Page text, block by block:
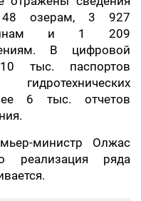
озерам, 3 927
и 1 209
В цифровой
тыс. паспортов
6 тыс. отчетов
министр Олжас
реализация ряда